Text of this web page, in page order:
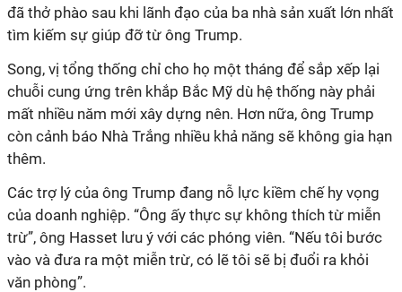
đã thở phào sau khi lãnh đạo của ba nhà sản xuất lớn nhất
tìm kiếm sự giúp đỡ từ ông Trump.
Song, vị tổng thống chỉ cho họ một tháng để sắp xếp lại
chuỗi cung ứng trên khắp Bắc Mỹ dù hệ thống này phải
mất nhiều năm mới xây dựng nên. Hơn nữa, ông Trump
còn cảnh báo Nhà Trắng nhiều khả năng sẽ không gia hạn
thêm.
Các trợ lý của ông Trump đang nỗ lực kiềm chế hy vọng
của doanh nghiệp. “Ông ấy thực sự không thích từ miễn
trừ”, ông Hasset lưu ý với các phóng viên. “Nếu tôi bước
vào và đưa ra một miễn trừ, có lẽ tôi sẽ bị đuổi ra khỏi
văn phòng”.